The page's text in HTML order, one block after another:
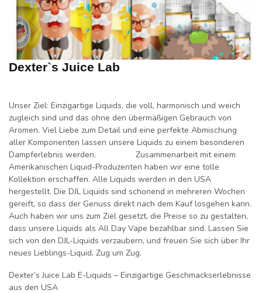
Dexter`s Juice Lab
Unser Ziel: Einzigartige Liquids, die voll, harmonisch und weich
zugleich sind und das ohne den übermäßigen Gebrauch von
Aromen. Viel Liebe zum Detail und eine perfekte Abmischung
aller Komponenten lassen unsere Liquids zu einem besonderen
Dampferlebnis werden. Zusammenarbeit mit einem
Amerikanischen Liquid-Produzenten haben wir eine tolle
Kollektion erschaffen. Alle Liquids werden in den USA
hergestellt. Die DJL Liquids sind schonend in mehreren Wochen
gereift, so dass der Genuss direkt nach dem Kauf losgehen kann.
Auch haben wir uns zum Ziel gesetzt, die Preise so zu gestalten,
dass unsere Liquids als All Day Vape bezahlbar sind. Lassen Sie
sich von den DJL-Liquids verzaubern, und freuen Sie sich über Ihr
neues Lieblings-Liquid, Zug um Zug.
Dexter’s Juice Lab E-Liquids – Einzigartige Geschmackserlebnisse
aus den USA